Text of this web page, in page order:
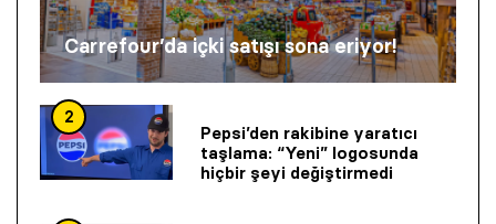
Carrefour’da içki satışı sona eriyor!
2
Pepsi’den rakibine yaratıcı
taşlama: “Yeni” logosunda
hiçbir şeyi değiştirmedi